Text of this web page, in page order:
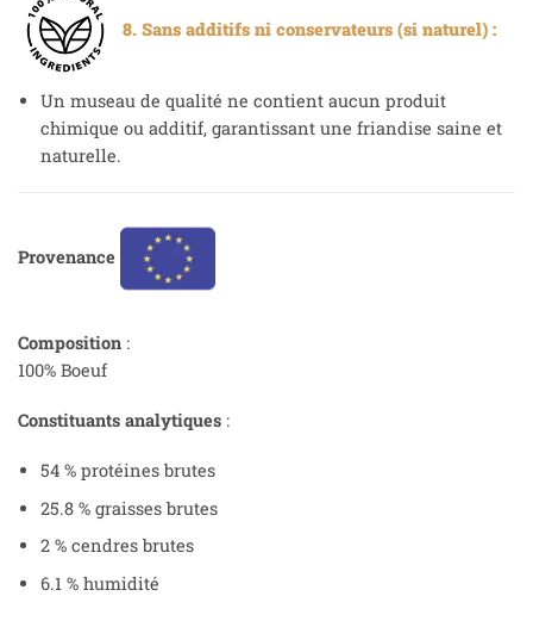
8. Sans additifs ni conservateurs (si naturel) :
Un museau de qualité ne contient aucun produit
chimique ou additif, garantissant une friandise saine et
naturelle.
Provenance
Composition :
100% Boeuf
Constituants analytiques :
54 % protéines brutes
25.8 % graisses brutes
2 % cendres brutes
6.1 % humidité